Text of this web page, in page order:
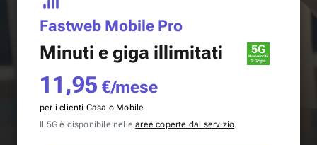
Fastweb Mobile Pro
Minuti e giga illimitati
11,95 €/mese
per i clienti Casa o Mobile
Il 5G è disponibile nellearee coperte dal servizio.